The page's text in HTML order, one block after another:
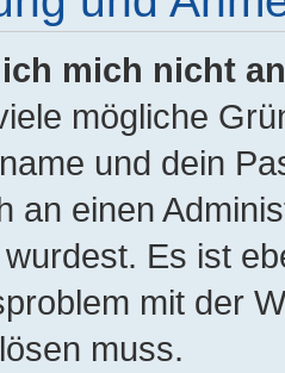
mich nicht
mögliche
und dein
an einen
Es ist
mit der
muss.